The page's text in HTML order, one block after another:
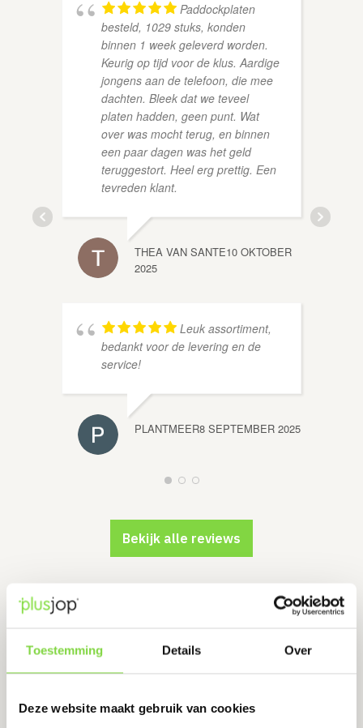
Toestemming Details Over
Deze website maakt gebruik van cookies
Paddockplaten
besteld, 1029 stuks, konden
binnen 1 week geleverd worden.
Keurig op tijd voor de klus. Aardige
jongens aan de telefoon, die mee
dachten. Bleek dat we teveel
platen hadden, geen punt. Wat
over was mocht terug, en binnen
een paar dagen was het geld
teruggestort. Heel erg prettig. Een
tevreden klant.
THEA VAN SANTE10 OKTOBER
2025
Leuk assortiment,
bedankt voor de levering en de
service!
PLANTMEER8 SEPTEMBER 2025
Bekijk alle reviews
Chat met ons